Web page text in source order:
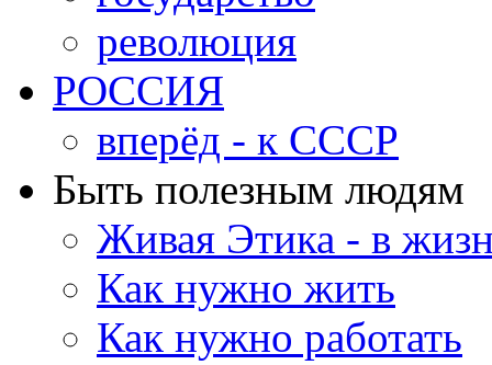
революция
РОССИЯ
вперёд - к СССР
Быть полезным людям
Живая Этика - в
Как нужно жить
Как нужно работать